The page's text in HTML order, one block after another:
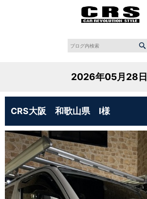
2026年05月28日
CRS大阪 和歌山県 I様